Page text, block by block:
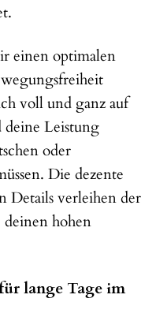
einen optimalen
voll und ganz auf
Leistung
oder
Die dezente
Details verleihen der
hohen
lange Tage im